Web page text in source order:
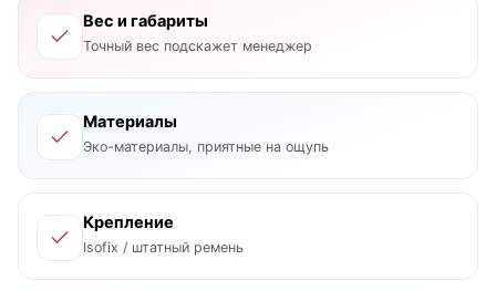
Вес и габариты
Точный вес подскажет менеджер
Материалы
Эко-материалы, приятные на ощупь
Крепление
Isofix / штатный ремень